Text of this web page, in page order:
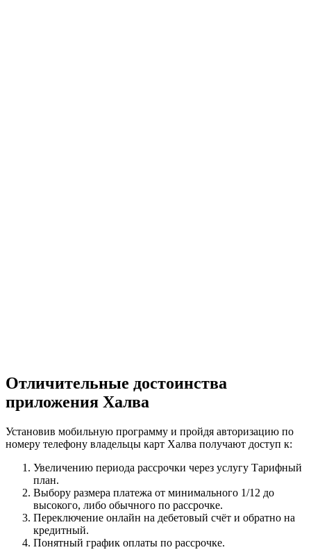
Отличительные достоинства
приложения Халва
Установив мобильную программу и пройдя авторизацию по
номеру телефону владельцы карт Халва получают доступ к:
Увеличению периода рассрочки через услугу Тарифный
план.
Выбору размера платежа от минимального 1/12 до
высокого, либо обычного по рассрочке.
Переключение онлайн на дебетовый счёт и обратно на
кредитный.
Понятный график оплаты по рассрочке.